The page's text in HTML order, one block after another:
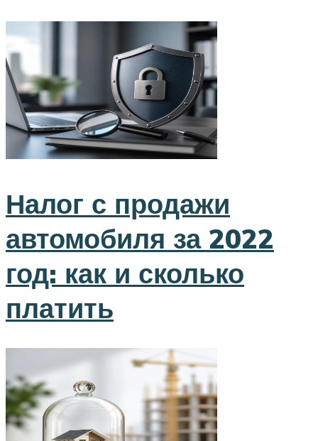
Налог с продажи
автомобиля за 2022
год: как и сколько
платить